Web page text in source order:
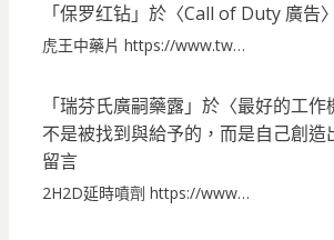
「保罗红钻」於〈Call of Duty 廣告
虎王中藥片 https://www.tw…
「瑞芬氏廣嗣藥露」於〈最好的工作
不是被找到與給予的，而是自己創造
留言
2H2D延時噴劑 https://www…